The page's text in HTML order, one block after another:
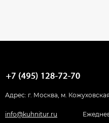
Адрес: г. Москва, м.
info@kuhnitur.ru